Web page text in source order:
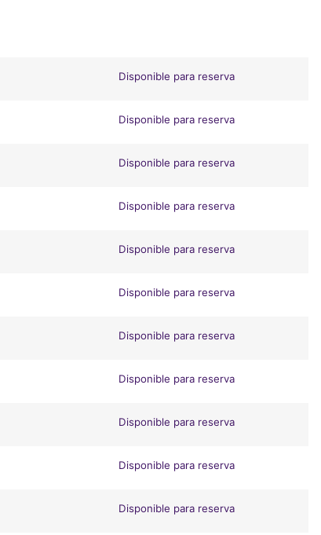
Disponible para reserva
Disponible para reserva
Disponible para reserva
Disponible para reserva
Disponible para reserva
Disponible para reserva
Disponible para reserva
Disponible para reserva
Disponible para reserva
Disponible para reserva
Disponible para reserva